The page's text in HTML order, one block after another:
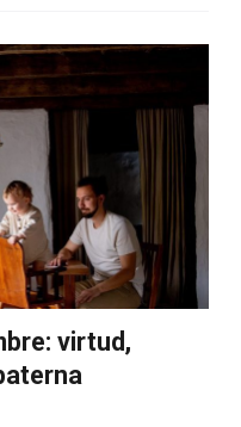
virtud,